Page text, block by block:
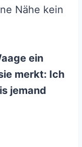
Nähe kein
ein
merkt: Ich
jemand